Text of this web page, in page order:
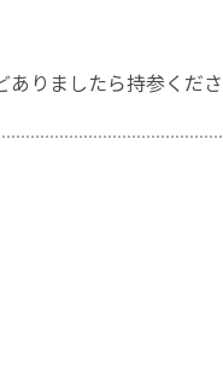
ありましたら持参くだ